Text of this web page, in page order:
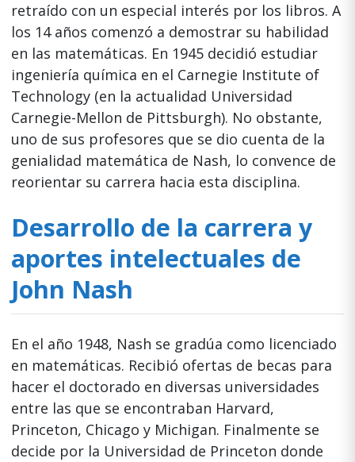
retraído con un especial interés por los libros. A
los 14 años comenzó a demostrar su habilidad
en las matemáticas. En 1945 decidió estudiar
ingeniería química en el Carnegie Institute of
Technology (en la actualidad Universidad
Carnegie-Mellon de Pittsburgh). No obstante,
uno de sus profesores que se dio cuenta de la
genialidad matemática de Nash, lo convence de
reorientar su carrera hacia esta disciplina.
Desarrollo de la carrera y
aportes intelectuales de
John Nash
En el año 1948, Nash se gradúa como licenciado
en matemáticas. Recibió ofertas de becas para
hacer el doctorado en diversas universidades
entre las que se encontraban Harvard,
Princeton, Chicago y Michigan. Finalmente se
decide por la Universidad de Princeton donde